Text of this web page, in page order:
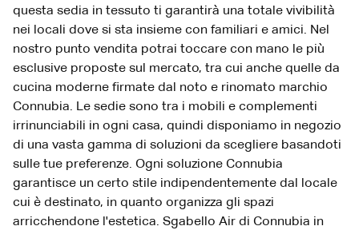
questa sedia in tessuto ti garantirà una totale vivibilità
nei locali dove si sta insieme con familiari e amici. Nel
nostro punto vendita potrai toccare con mano le più
esclusive proposte sul mercato, tra cui anche quelle da
cucina moderne firmate dal noto e rinomato marchio
Connubia. Le sedie sono tra i mobili e complementi
irrinunciabili in ogni casa, quindi disponiamo in negozio
di una vasta gamma di soluzioni da scegliere basandoti
sulle tue preferenze. Ogni soluzione Connubia
garantisce un certo stile indipendentemente dal locale
cui è destinato, in quanto organizza gli spazi
arricchendone l'estetica. Sgabello Air di Connubia in